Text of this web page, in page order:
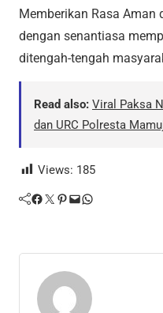
Memberikan Rasa Aman
dengan senantiasa
ditengah-tengah
Read also: Viral Paksa
dan URC Polresta
Views: 185
Facebook Twitter Pinterest Mail WhatsApp